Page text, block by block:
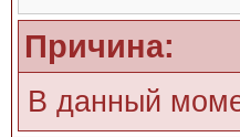
Причина:
В данный